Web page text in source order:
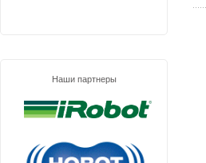
Наши партнеры